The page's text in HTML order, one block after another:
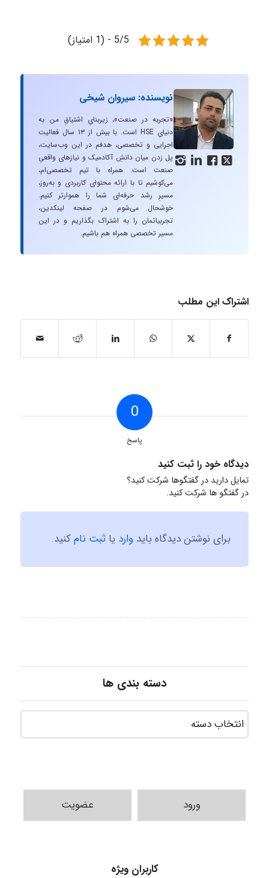
5/5 - (1 امتیاز)
   
نویسنده: سیروان شیخی
«تجربه در صنعت»، زیربنایِ اشتیاقِ من به
دنیایِ HSE است. با بیش از ۱۳ سال فعالیت
اجرایی و تخصصی، هدفم در این وب‌سایت،
پل زدن میان دانشِ آکادمیک و نیازهای واقعیِ
صنعت است. همراه با تیم تخصصی‌ام،
می‌کوشیم تا با ارائه محتوای کاربردی و به‌روز،
مسیرِ رشد حرفه‌ای شما را هموارتر کنیم.
خوشحال می‌شوم در صفحه لینکدین،
تجربیاتمان را به اشتراک بگذاریم و در این
مسیر تخصصی همراه هم باشیم.
اشتراک این مطلب
0
پاسخ
دیدگاه خود را ثبت کنید
تمایل دارید در گفتگوها شرکت کنید؟
در گفتگو ها شرکت کنید.
برای نوشتن دیدگاه باید وارد یا ثبت نامکنید.
دسته بندی ها
ورود عضویت
کاربران ویژه